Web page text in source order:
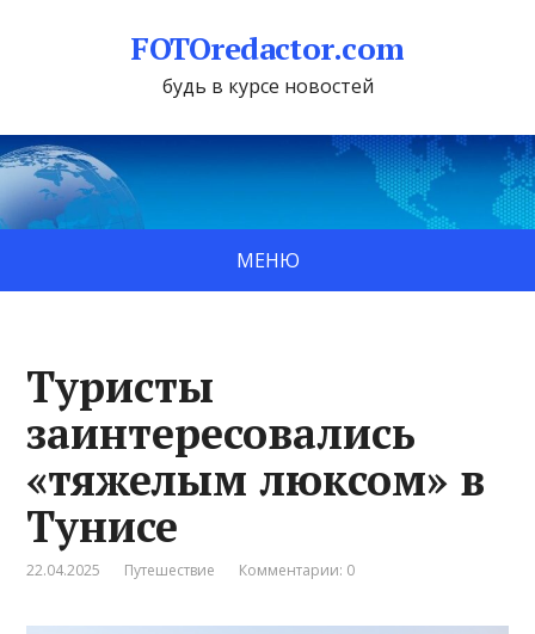
FOTOredactor.com
будь в курсе новостей
МЕНЮ
Туристы
заинтересовались
«тяжелым люксом» в
Тунисе
22.04.2025 Путешествие Комментарии: 0